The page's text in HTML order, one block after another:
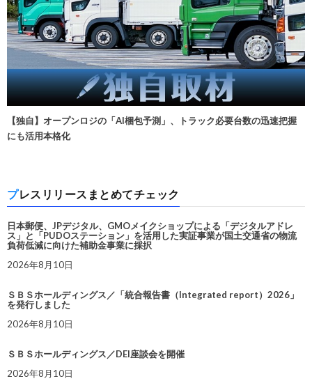
【独自】オープンロジの「AI梱包予測」、トラック必要台数の迅速把握
にも活用本格化
プレスリリースまとめてチェック
日本郵便、JPデジタル、GMOメイクショップによる「デジタルアドレ
ス」と「PUDOステーション」を活用した実証事業が国土交通省の物流
負荷低減に向けた補助金事業に採択
2026年8月10日
ＳＢＳホールディングス／「統合報告書（Integrated report）2026」
を発行しました
2026年8月10日
ＳＢＳホールディングス／DEI座談会を開催
2026年8月10日